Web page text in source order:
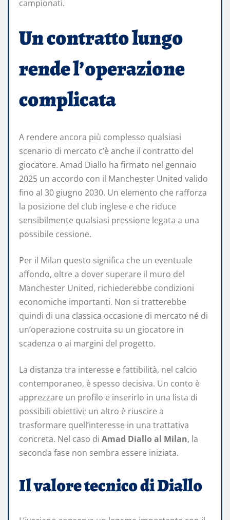
campionati.
Un contratto lungo
rende l’operazione
complicata
A rendere ancora più complesso qualsiasi
scenario di mercato c’è anche il contratto del
giocatore. Amad Diallo ha firmato nel gennaio
2025 un accordo con il Manchester United valido
fino al 30 giugno 2030. Un elemento che rafforza
la posizione del club inglese e che riduce
sensibilmente qualsiasi pressione legata a una
possibile cessione.
Per il Milan questo significa che un eventuale
affondo, oltre a dover superare il muro del
Manchester United, richiederebbe condizioni
economiche importanti. Non si tratterebbe
quindi di una classica occasione di mercato né di
un’operazione costruita su un giocatore in
scadenza o ai margini del progetto.
La distanza tra interesse e fattibilità, nel calcio
contemporaneo, è spesso decisiva. Un conto è
apprezzare un profilo e inserirlo in una lista di
possibili obiettivi; un altro è riuscire a
trasformare quell’interesse in una trattativa
concreta. Nel caso di Amad Diallo al Milan, la
seconda fase non sembra essere iniziata.
Il valore tecnico di Diallo